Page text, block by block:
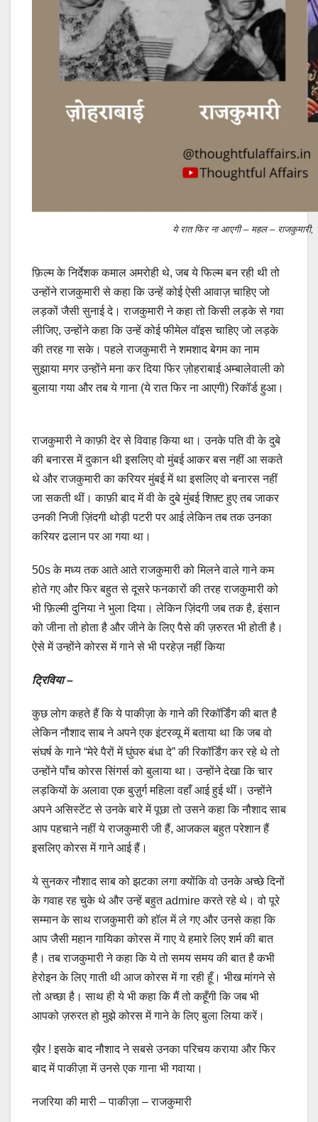
ये रात फिर ना आएगी – महल – राजकुमारी,
फ़िल्म के निर्देशक कमाल अमरोही थे, जब ये फिल्म बन रही थी तो
उन्होंने राजकुमारी से कहा कि उन्हें कोई ऐसी आवाज़ चाहिए जो
लड़कों जैसी सुनाई दे। राजकुमारी ने कहा तो किसी लड़के से गवा
लीजिए, उन्होंने कहा कि उन्हें कोई फीमेल वॉइस चाहिए जो लड़के
की तरह गा सके। पहले राजकुमारी ने शमशाद बेगम का नाम
सुझाया मगर उन्होंने मना कर दिया फिर ज़ोहराबाई अम्बालेवाली को
बुलाया गया और तब ये गाना (ये रात फिर ना आएगी) रिकॉर्ड हुआ।
राजकुमारी ने काफ़ी देर से विवाह किया था। उनके पति वी के दुबे
की बनारस में दुकान थी इसलिए वो मुंबई आकर बस नहीं आ सकते
थे और राजकुमारी का करियर मुंबई में था इसलिए वो बनारस नहीं
जा सकती थीं। काफ़ी बाद में वी के दुबे मुंबई शिफ़्ट हुए तब जाकर
उनकी निजी ज़िंदगी थोड़ी पटरी पर आई लेकिन तब तक उनका
करियर ढलान पर आ गया था।
50s के मध्य तक आते आते राजकुमारी को मिलने वाले गाने कम
होते गए और फिर बहुत से दूसरे फनकारों की तरह राजकुमारी को
भी फ़िल्मी दुनिया ने भुला दिया। लेकिन ज़िंदगी जब तक है, इंसान
को जीना तो होता है और जीने के लिए पैसे की ज़रुरत भी होती है।
ऐसे में उन्होंने कोरस में गाने से भी परहेज़ नहीं किया
ट्रिविया –
कुछ लोग कहते हैं कि ये पाकीज़ा के गाने की रिकॉर्डिंग की बात है
लेकिन नौशाद साब ने अपने एक इंटरव्यू में बताया था कि जब वो
संघर्ष के गाने “मेरे पैरों में घुंघरु बंधा दे” की रिकॉर्डिंग कर रहे थे तो
उन्होंने पाँच कोरस सिंगर्स को बुलाया था। उन्होंने देखा कि चार
लड़कियों के अलावा एक बुज़ुर्ग महिला वहाँ आई हुई थीं। उन्होंने
अपने असिस्टेंट से उनके बारे में पूछा तो उसने कहा कि नौशाद साब
आप पहचाने नहीं ये राजकुमारी जी हैं, आजकल बहुत परेशान हैं
इसलिए कोरस में गाने आई हैं।
ये सुनकर नौशाद साब को झटका लगा क्योंकि वो उनके अच्छे दिनों
के गवाह रह चुके थे और उन्हें बहुत admire करते रहे थे। वो पूरे
सम्मान के साथ राजकुमारी को हॉल में ले गए और उनसे कहा कि
आप जैसी महान गायिका कोरस में गाए ये हमारे लिए शर्म की बात
है। तब राजकुमारी ने कहा कि ये तो समय समय की बात है कभी
हेरोइन के लिए गाती थी आज कोरस में गा रही हूँ। भीख मांगने से
तो अच्छा है। साथ ही ये भी कहा कि मैं तो कहूँगी कि जब भी
आपको ज़रुरत हो मुझे कोरस में गाने के लिए बुला लिया करें।
ख़ैर ! इसके बाद नौशाद ने सबसे उनका परिचय कराया और फिर
बाद में पाकीज़ा में उनसे एक गाना भी गवाया।
नजरिया की मारी – पाकीज़ा – राजकुमारी